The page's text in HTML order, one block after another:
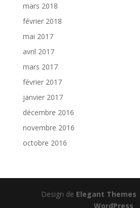
mars 2018
février 2018
mai 2017
avril 2017
mars 2017
février 2017
janvier 2017
décembre 2016
novembre 2016
octobre 2016
Design de Elegant Themes
WordPress